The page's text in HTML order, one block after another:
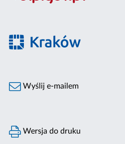
Wyślij e-mailem
Wersja do druku